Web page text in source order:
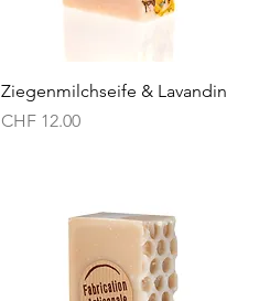
Schnellansicht
Ziegenmilchseife & Lavandin
Preis
CHF 12.00